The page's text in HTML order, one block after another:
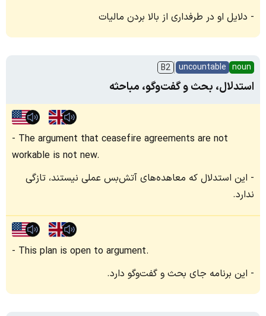
دلایل او در طرفداری از بالا بردن مالیات
noun
uncountable
B2
استدلال، بحث‌ و گفت‌وگو، مباحثه
The argument that ceasefire agreements are not
workable is not new.
این استدلال که معاهده‌های آتش‌بس عملی نیستند، تازگی
ندارد.
This plan is open to argument.
این برنامه جای بحث‌ و گفت‌وگو دارد.